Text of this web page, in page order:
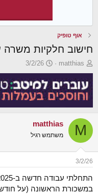
אוף טופיק
חישוב חלקיות
פ
ו
ת
ח
ה
נ
ו
ש
א
matthias
פ
ו
ר
ס
ם
ב
א
ר
3/2/26
M
matthias
משתמש רגיל
3/2/26
התחלתי עבודה חדשה ב-15.9.2025.
במשכורת הראשונה (על